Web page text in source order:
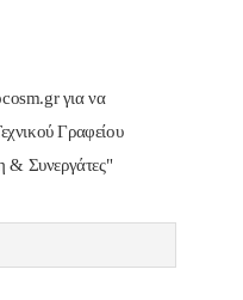
για να
Γραφείου
Συνεργάτες"